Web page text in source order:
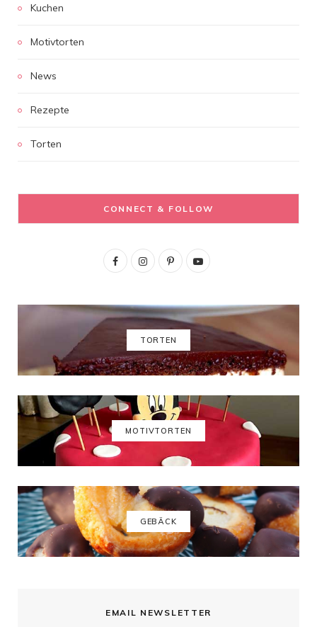
Kuchen
Motivtorten
News
Rezepte
Torten
CONNECT & FOLLOW
F
c
b
o
I
s
t
a
r
a
P
n
t
e
e
s
t
Y
u
T
u
e
TORTEN
MOTIVTORTEN
GEBÄCK
EMAIL NEWSLETTER